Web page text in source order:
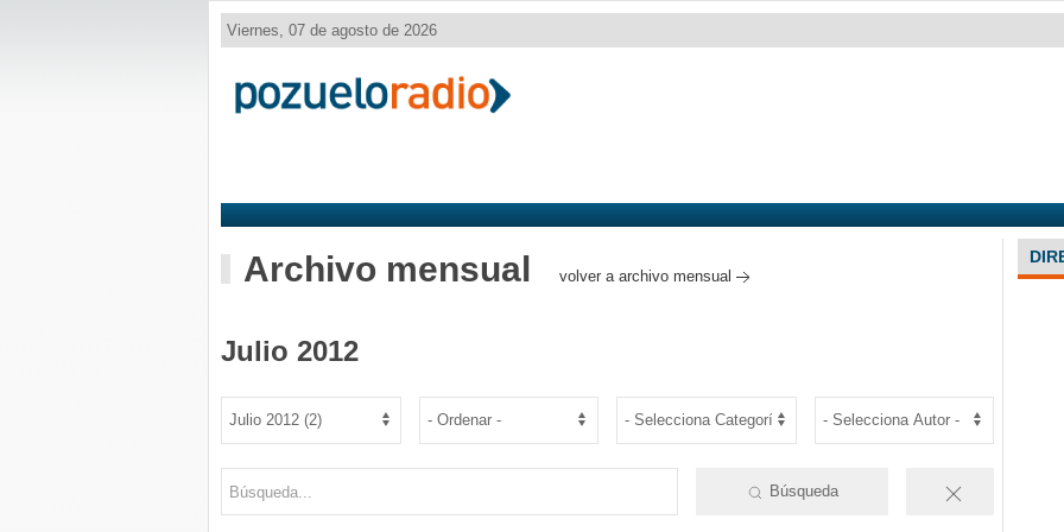
Viernes, 07 de agosto de 2026
Archivo mensual volver a archivo mensual
Julio 2012
Búsqueda